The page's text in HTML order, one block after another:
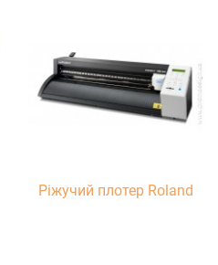
Ріжучий плотер Rоland